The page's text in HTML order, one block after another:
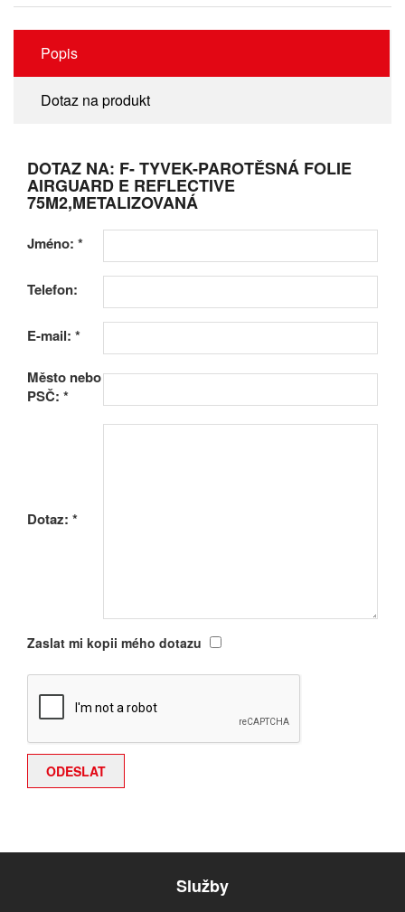
Popis
Dotaz na produkt
DOTAZ NA: F- TYVEK-PAROTĚSNÁ FOLIE
AIRGUARD E REFLECTIVE
75M2,METALIZOVANÁ
Jméno: *
Telefon:
E-mail: *
Město nebo
PSČ: *
Dotaz: *
Zaslat mi kopii mého dotazu
Služby